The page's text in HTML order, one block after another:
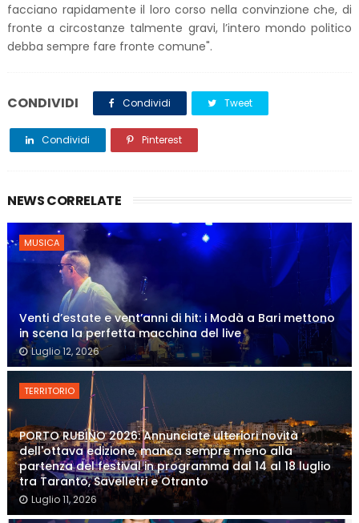
facciano rapidamente il loro corso nella convinzione che, di
fronte a circostanze talmente gravi, l’intero mondo politico
debba sempre fare fronte comune".
CONDIVIDI Condividi Tweet
Condividi Pinterest
NEWS CORRELATE
MUSICA
Venti d’estate e vent’anni di hit: i Modà a Bari mettono
in scena la perfetta macchina del live
Luglio 12, 2026
TERRITORIO
PORTO RUBINO 2026: Annunciate ulteriori novità
dell'ottava edizione, manca sempre meno alla
partenza del festival in programma dal 14 al 18 luglio
tra Taranto, Savelletri e Otranto
Luglio 11, 2026